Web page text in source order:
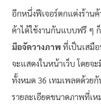
อีกหนึ่งฟีเจอร์ตกแต่งร้าน
ค้าได้ใช้งานกันแบบฟรี ๆ
มือจัดวางภาพที่เป็นเสมื
จะแสดงในหน้าเว็บ โดยจ
ทั้งหมด 36 เทมเพลตด้วย
รายละเอียดขนาดภาพที่เ